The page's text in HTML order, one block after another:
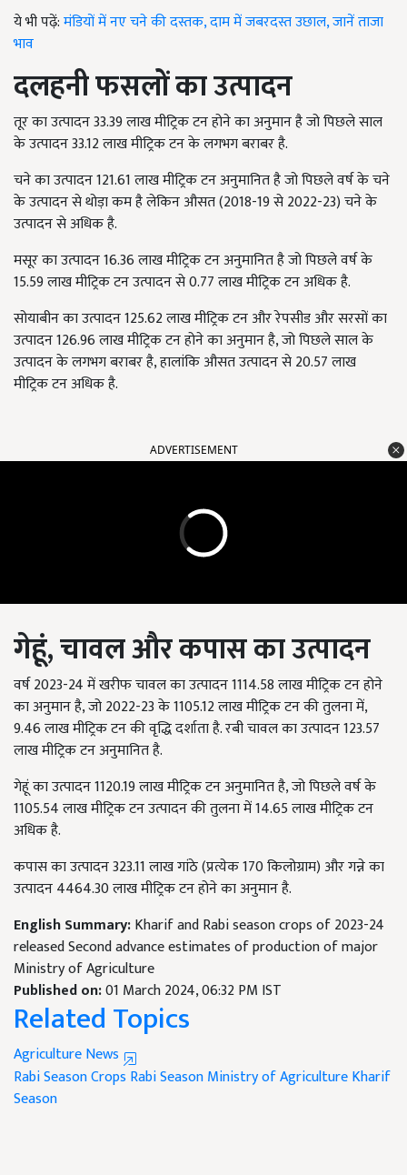
ये भी पढ़ें:मंडियों में नए चने की दस्तक, दाम में जबरदस्त उछाल, जानें ताजा
भाव
दलहनी फसलों का उत्पादन
तूर का उत्पादन 33.39 लाख मीट्रिक टन होने का अनुमान है जो पिछले साल
के उत्पादन 33.12 लाख मीट्रिक टन के लगभग बराबर है.
चने का उत्पादन 121.61 लाख मीट्रिक टन अनुमानित है जो पिछले वर्ष के चने
के उत्पादन से थोड़ा कम है लेकिन औसत (2018-19 से 2022-23) चने के
उत्पादन से अधिक है.
मसूर का उत्पादन 16.36 लाख मीट्रिक टन अनुमानित है जो पिछले वर्ष के
15.59 लाख मीट्रिक टन उत्पादन से 0.77 लाख मीट्रिक टन अधिक है.
सोयाबीन का उत्पादन 125.62 लाख मीट्रिक टन और रेपसीड और सरसों का
उत्पादन 126.96 लाख मीट्रिक टन होने का अनुमान है, जो पिछले साल के
उत्पादन के लगभग बराबर है, हालांकि औसत उत्पादन से 20.57 लाख
मीट्रिक टन अधिक है.
ADVERTISEMENT
गेहूं, चावल और कपासका उत्पादन
वर्ष 2023-24 में खरीफ चावल का उत्पादन 1114.58 लाख मीट्रिक टन होने
का अनुमान है, जो 2022-23 के 1105.12 लाख मीट्रिक टन की तुलना में,
9.46 लाख मीट्रिक टन की वृद्धि दर्शाता है. रबी चावल का उत्पादन 123.57
लाख मीट्रिक टन अनुमानित है.
गेहूं का उत्पादन 1120.19 लाख मीट्रिक टन अनुमानित है, जो पिछले वर्ष के
1105.54 लाख मीट्रिक टन उत्पादन की तुलना में 14.65 लाख मीट्रिक टन
अधिक है.
कपास का उत्पादन 323.11 लाख गांठे (प्रत्येक 170 किलोग्राम) और गन्ने का
उत्पादन 4464.30 लाख मीट्रिक टन होने का अनुमान है.
English Summary:Kharif and Rabi season crops of 2023-24
released Second advance estimates of production of major
Ministry of Agriculture
Published on:01 March 2024, 06:32 PM IST
Related Topics
Agriculture News
Rabi Season Crops Rabi SeasonMinistry of AgricultureKharif
Season